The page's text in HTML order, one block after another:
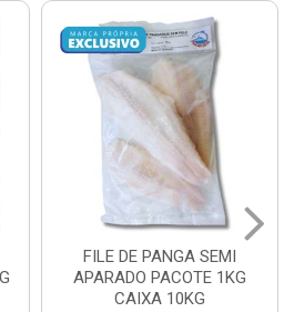
POLACA DESFIADA
PESCAMARES PCT5KG
CX10KG